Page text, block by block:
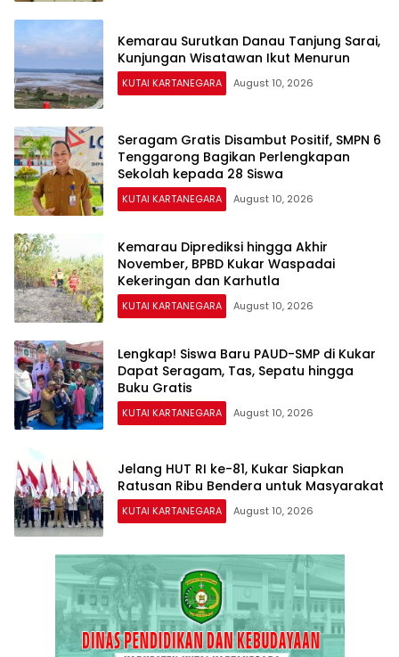
Kemarau Surutkan Danau Tanjung Sarai,
Kunjungan Wisatawan Ikut Menurun
KUTAI KARTANEGARA August 10, 2026
Seragam Gratis Disambut Positif, SMPN 6
Tenggarong Bagikan Perlengkapan
Sekolah kepada 28 Siswa
KUTAI KARTANEGARA August 10, 2026
Kemarau Diprediksi hingga Akhir
November, BPBD Kukar Waspadai
Kekeringan dan Karhutla
KUTAI KARTANEGARA August 10, 2026
Lengkap! Siswa Baru PAUD-SMP di Kukar
Dapat Seragam, Tas, Sepatu hingga
Buku Gratis
KUTAI KARTANEGARA August 10, 2026
Jelang HUT RI ke-81, Kukar Siapkan
Ratusan Ribu Bendera untuk Masyarakat
KUTAI KARTANEGARA August 10, 2026